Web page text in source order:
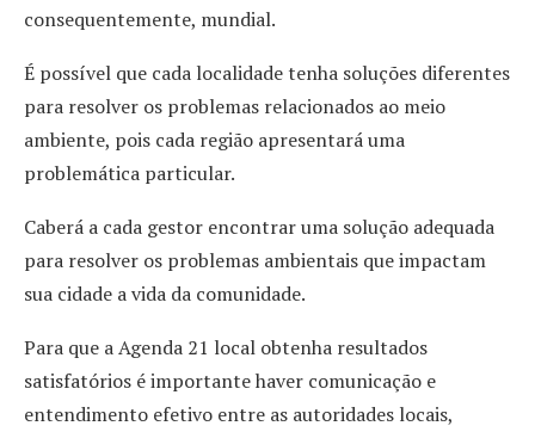
consequentemente, mundial.
É possível que cada localidade tenha soluções diferentes
para resolver os problemas relacionados ao meio
ambiente, pois cada região apresentará uma
problemática particular.
Caberá a cada gestor encontrar uma solução adequada
para resolver os problemas ambientais que impactam
sua cidade a vida da comunidade.
Para que a Agenda 21 local obtenha resultados
satisfatórios é importante haver comunicação e
entendimento efetivo entre as autoridades locais,